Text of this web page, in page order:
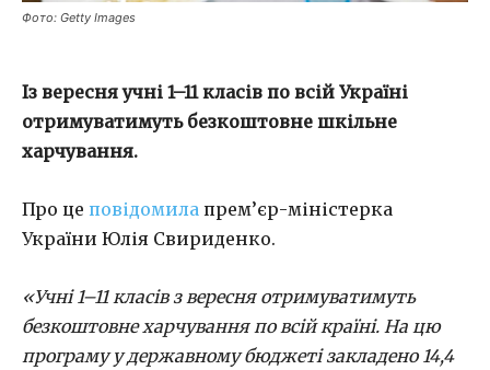
Фото: Getty Images
Із вересня учні 1–11 класів по всій Україні
отримуватимуть безкоштовне шкільне
харчування.
Про це повідомила прем’єр-міністерка
України Юлія Свириденко.
«Учні 1–11 класів з вересня отримуватимуть
безкоштовне харчування по всій країні. На цю
програму у державному бюджеті закладено 14,4